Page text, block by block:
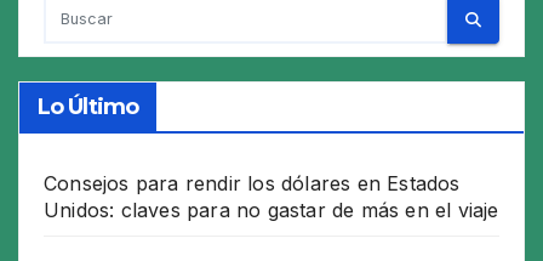
Lo Último
Consejos para rendir los dólares en Estados
Unidos: claves para no gastar de más en el viaje